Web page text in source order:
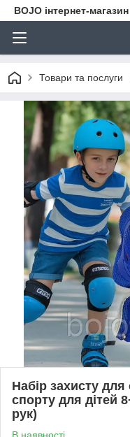
BOJO інтернет-магазин
Товари та послуги
Набір захисту
спорту для дітей
рук)
В наявності